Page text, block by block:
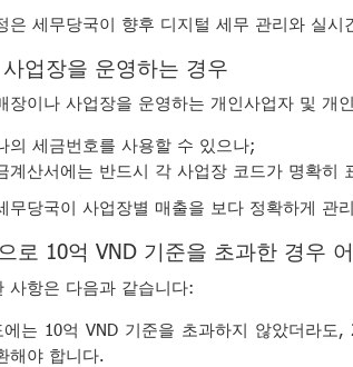
은 세무당국이 향후 디지털 세무 관리와 실
업장을 운영하는 경우
장이나 사업장을 운영하는 개인사업자 및 개
의 세금번호를 사용할 수 있으나;
계산서에는 반드시 각 사업장 코드가 명확히
무당국이 사업장별 매출을 보다 정확하게 관
로 10억 VND 기준을 초과한 경우
사항은 다음과 같습니다:
에는 10억 VND 기준을 초과하지 않았더라
해야 합니다.